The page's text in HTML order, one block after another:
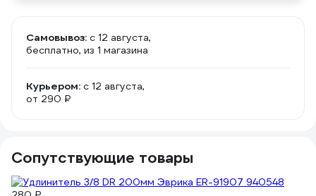
Самовывоз: c 12 августа,
бесплатно, из 1 магазина
Курьером: c 12 августа,
от 290 ₽
Сопутствующие товары